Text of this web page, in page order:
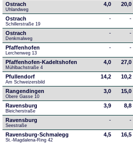
Ostrach
Uhlandweg
4,0 20,0
Ostrach
Schillerstraße 19
- -
Ostrach
Denkmalweg
- -
Pfaffenhofen
Lerchenweg 13
- -
Pfaffenhofen-Kadeltshofen
Mühlbachstraße 4
4,0 27,0
Pfullendorf
Am Schweizersbild
14,2 10,2
Rangendingen
Obere Gasse 10
3,0 15,0
Ravensburg
Bleicherstraße
3,9 8,8
Ravensburg
Seestraße
- -
Ravensburg-Schmalegg
St.-Magdalena-Ring 42
4,5 16,5